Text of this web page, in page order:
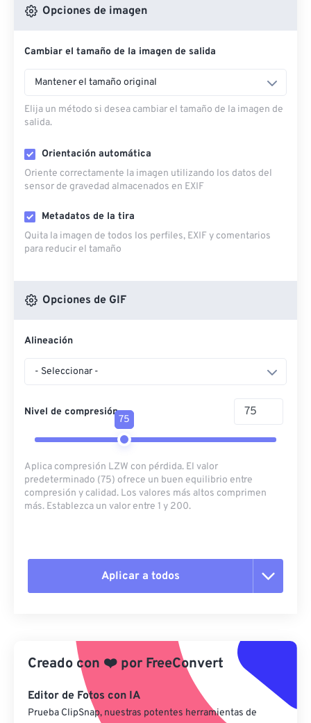
Desde OneDrive
Desde URL
Opciones de imagen
Cambiar el tamaño de la imagen de salida
Mantener el tamaño original
Elija un método si desea cambiar el tamaño de la imagen de
salida.
Orientación automática
Oriente correctamente la imagen utilizando los datos del
sensor de gravedad almacenados en EXIF
Metadatos de la tira
Quita la imagen de todos los perfiles, EXIF ​​y comentarios
para reducir el tamaño
Opciones de GIF
Alineación
- Seleccionar -
Nivel de compresión
75
Aplica compresión LZW con pérdida. El valor
predeterminado (75) ofrece un buen equilibrio entre
compresión y calidad. Los valores más altos comprimen
más. Establezca un valor entre 1 y 200.
Aplicar a todos
Aplicar desde el ajuste preestablecido
Guardar como preestablecido
Creado con ❤️ por FreeConvert
Editor de Fotos con IA
Prueba ClipSnap, nuestras potentes herramientas de